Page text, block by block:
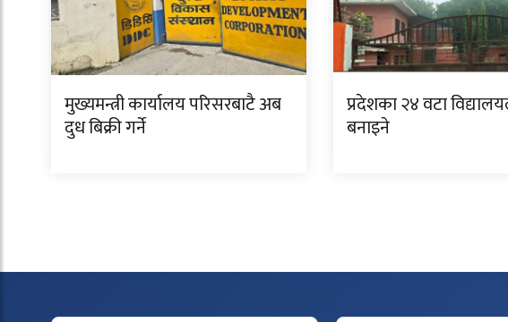
मुख्यमन्त्री कार्यालय परिसरबाटै अब
दुध बिक्री गर्ने
प्रदेशका २४ वटा
बनाइने